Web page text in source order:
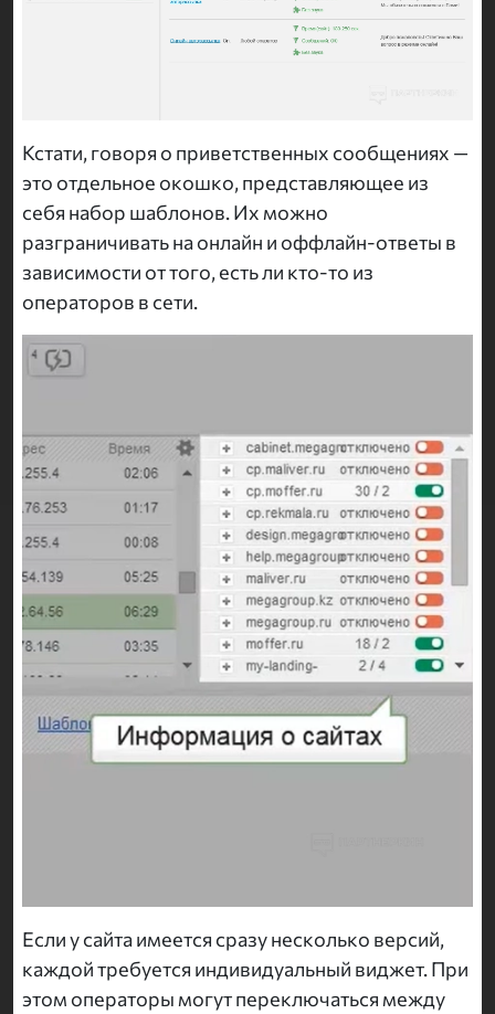
Кстати, говоря о приветственных сообщениях —
это отдельное окошко, представляющее из
себя набор шаблонов. Их можно
разграничивать на онлайн и оффлайн-ответы в
зависимости от того, есть ли кто-то из
операторов в сети.
Если у сайта имеется сразу несколько версий,
каждой требуется индивидуальный виджет. При
этом операторы могут переключаться между